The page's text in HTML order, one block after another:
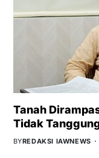
Tanah
Tidak
BYREDAKSI IAWNEWS